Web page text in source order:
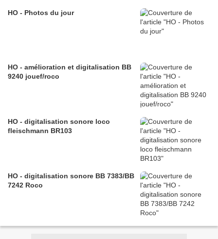
HO - Photos du jour
HO - amélioration et digitalisation BB
9240 jouef/roco
HO - digitalisation sonore loco
fleischmann BR103
HO - digitalisation sonore BB 7383/BB
7242 Roco